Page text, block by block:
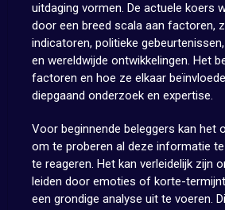
uitdaging vormen. De actuele koers
door een breed scala aan factoren,
indicatoren, politieke
en wereldwijde ontwikkelingen. Het
factoren en hoe ze elkaar
diepgaand onderzoek en expertise.
Voor beginnende beleggers kan het
om te proberen al deze informatie
te reageren. Het kan verleidelijk zijn
leiden door emoties of korte-
een grondige analyse uit te voeren.